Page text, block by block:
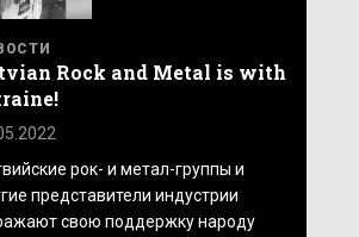
Rock and Metal is with
рок- и метал-группы и
представители индустрии
свою поддержку народу